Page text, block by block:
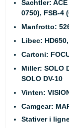
Sachtler:
0750), FSB-4
Manfrotto:
Libec:
Cartoni:
Miller: SOLO
SOLO DV-10
Vinten:
Camgear:
Stativer i